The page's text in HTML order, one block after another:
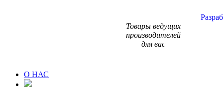
Товары ведущих
производителей
для вас
О НАС